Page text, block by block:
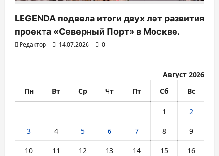
LEGENDA подвела итоги двух лет развития
проекта «Северный Порт» в Москве.
Редактор 14.07.2026 0
Август 2026
Пн
Вт Ср Чт Пт Сб Вс
1 2
3 4 5 6 7 8 9
10 11 12 13 14 15 16